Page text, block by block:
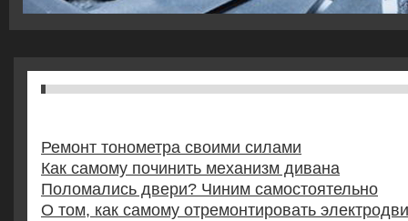
Ремонт тонометра своими силами
Как самому починить механизм дивана
Поломались двери? Чиним самостоятельно
О том, как самому отремонтировать